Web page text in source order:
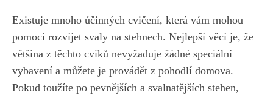
Existuje ⁤mnoho‌ účinných cvičení, která vám​ mohou
pomoci rozvíjet svaly na stehnech. Nejlepší věcí je, že
většina z těchto cviků nevyžaduje​ žádné speciální
vybavení ⁢a ‍můžete je‍ provádět ⁣z​ pohodlí domova.
Pokud toužíte po pevnějších a svalnatějších stehen,